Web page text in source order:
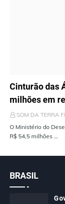
ÚLTIMAS NOTÍCIAS
Cinturão das
milhões em
SOM DA TERRA
O Ministério do
R$ 54,5 milhões …
BRASIL